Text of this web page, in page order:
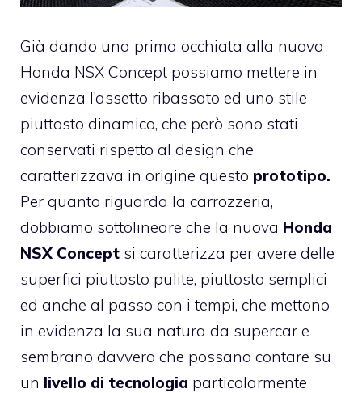
Già dando una prima occhiata alla nuova
Honda NSX Concept possiamo mettere in
evidenza l’assetto ribassato ed uno stile
piuttosto dinamico, che però sono stati
conservati rispetto al design che
caratterizzava in origine questo prototipo.
Per quanto riguarda la carrozzeria,
dobbiamo sottolineare che la nuova Honda
NSX Concept si caratterizza per avere delle
superfici piuttosto pulite, piuttosto semplici
ed anche al passo con i tempi, che mettono
in evidenza la sua natura da supercar e
sembrano davvero che possano contare su
un livello di tecnologia particolarmente